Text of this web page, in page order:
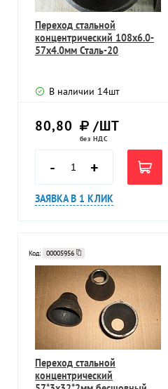
Переход стальной
концентрический 108х6.0-
57х4.0мм Сталь-20
В наличии 14шт
80,80 /ШТ
без НДС
- +
ЗАЯВКА В 1 КЛИК
Код: 00005956
Переход стальной
концентрический